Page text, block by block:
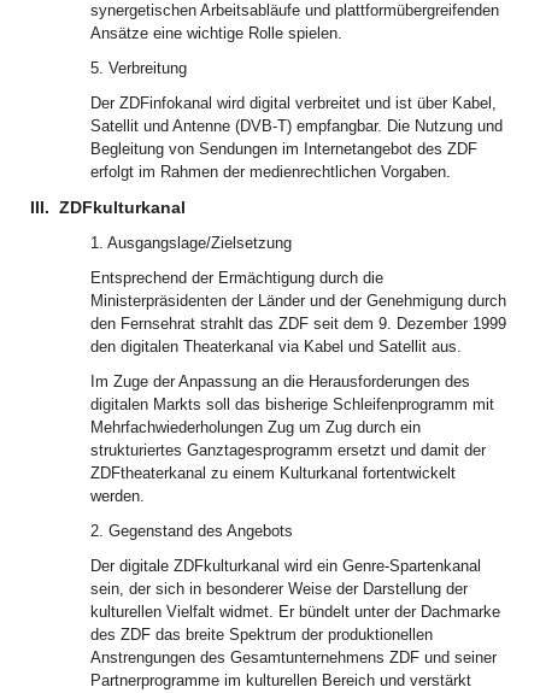
synergetischen Arbeitsabläufe und plattformübergreifenden
Ansätze eine wichtige Rolle spielen.
5. Verbreitung
Der ZDFinfokanal wird digital verbreitet und ist über Kabel,
Satellit und Antenne (DVB-T) empfangbar. Die Nutzung und
Begleitung von Sendungen im Internetangebot des ZDF
erfolgt im Rahmen der medienrechtlichen Vorgaben.
III. ZDFkulturkanal
1. Ausgangslage/Zielsetzung
Entsprechend der Ermächtigung durch die
Ministerpräsidenten der Länder und der Genehmigung durch
den Fernsehrat strahlt das ZDF seit dem 9. Dezember 1999
den digitalen Theaterkanal via Kabel und Satellit aus.
Im Zuge der Anpassung an die Herausforderungen des
digitalen Markts soll das bisherige Schleifenprogramm mit
Mehrfachwiederholungen Zug um Zug durch ein
strukturiertes Ganztagesprogramm ersetzt und damit der
ZDFtheaterkanal zu einem Kulturkanal fortentwickelt
werden.
2. Gegenstand des Angebots
Der digitale ZDFkulturkanal wird ein Genre-Spartenkanal
sein, der sich in besonderer Weise der Darstellung der
kulturellen Vielfalt widmet. Er bündelt unter der Dachmarke
des ZDF das breite Spektrum der produktionellen
Anstrengungen des Gesamtunternehmens ZDF und seiner
Partnerprogramme im kulturellen Bereich und verstärkt